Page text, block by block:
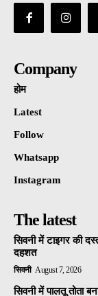
Company
होम
Latest
Follow
Whatsapp
Instagram
The latest
सिवनी में टाइगर की
दहशत
सिवनी August 7, 2026
सिवनी में पालतू तोता